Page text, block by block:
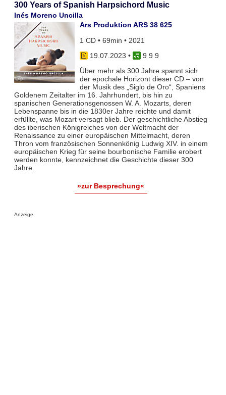
300 Years of Spanish Harpsichord Music
Inés Moreno Uncilla
Ars Produktion ARS 38 625
1 CD • 69min • 2021
19.07.2023 •
9 9 9
Über mehr als 300 Jahre spannt sich
der epochale Horizont dieser CD – von
der Musik des „Siglo de Oro“, Spaniens
Goldenem Zeitalter im 16. Jahrhundert, bis hin zu
spanischen Generationsgenossen W. A. Mozarts, deren
Lebenspanne bis in die 1830er Jahre reichte und damit
erfüllte, was Mozart versagt blieb. Der geschichtliche Abstieg
des iberischen Königreiches von der Weltmacht der
Renaissance zu einer europäischen Mittelmacht, deren
Thron vom französischen Sonnenkönig Ludwig XIV. in einem
europäischen Krieg für seine bourbonische Familie erobert
werden konnte, kennzeichnet die Geschichte dieser 300
Jahre.
»zur Besprechung«
Anzeige